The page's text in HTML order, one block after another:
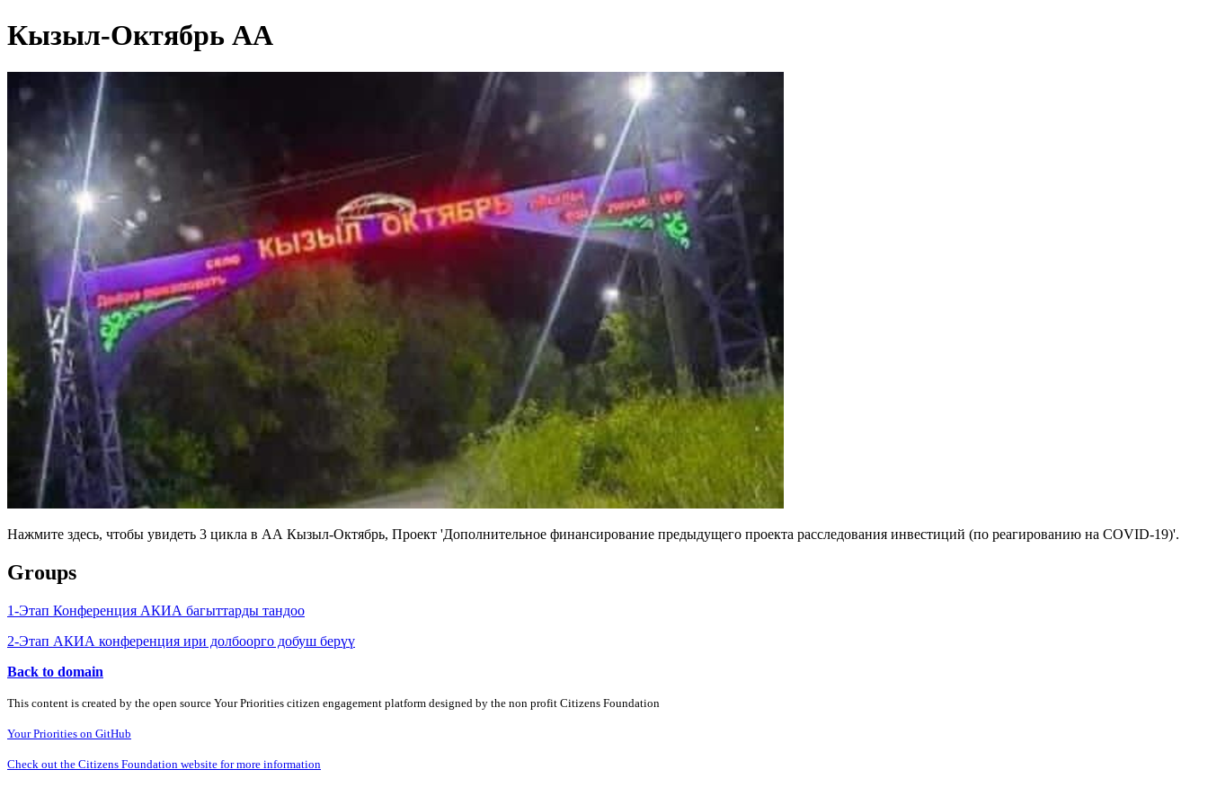
Кызыл-Октябрь АА
Нажмите здесь, чтобы увидеть 3 цикла в АА Кызыл-Октябрь, Проект 'Дополнительное финансирование предыдущего проекта расследования инвестиций (по реагированию на COVID-19)'.
Groups
1-Этап Конференция АКИА багыттарды тандоо
2-Этап АКИА конференция ири долбоорго добуш берүү
Back to domain
This content is created by the open source Your Priorities citizen engagement platform designed by the non profit Citizens Foundation
Your Priorities on GitHub
Check out the Citizens Foundation website for more information